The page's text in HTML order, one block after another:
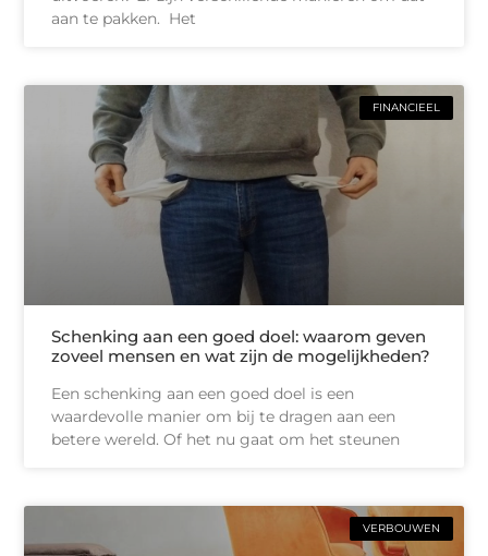
aan te pakken. Het
FINANCIEEL
Schenking aan een goed doel: waarom geven
zoveel mensen en wat zijn de mogelijkheden?
Een schenking aan een goed doel is een
waardevolle manier om bij te dragen aan een
betere wereld. Of het nu gaat om het steunen
VERBOUWEN